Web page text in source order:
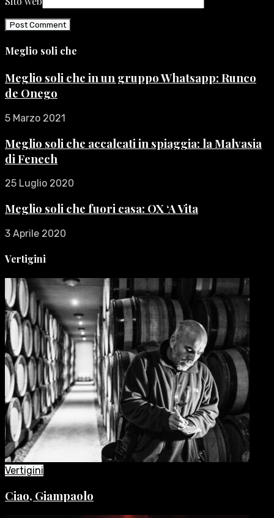
Meglio soli che
Meglio soli che in un gruppo Whatsapp: Runco
de Onego
5 Marzo 2021
Meglio soli che accalcati in spiaggia: la Malvasia
di Fenech
25 Luglio 2020
Meglio soli che fuori casa: OX ‘A Vita
3 Aprile 2020
Vertigini
Vertigini
Ciao, Giampaolo